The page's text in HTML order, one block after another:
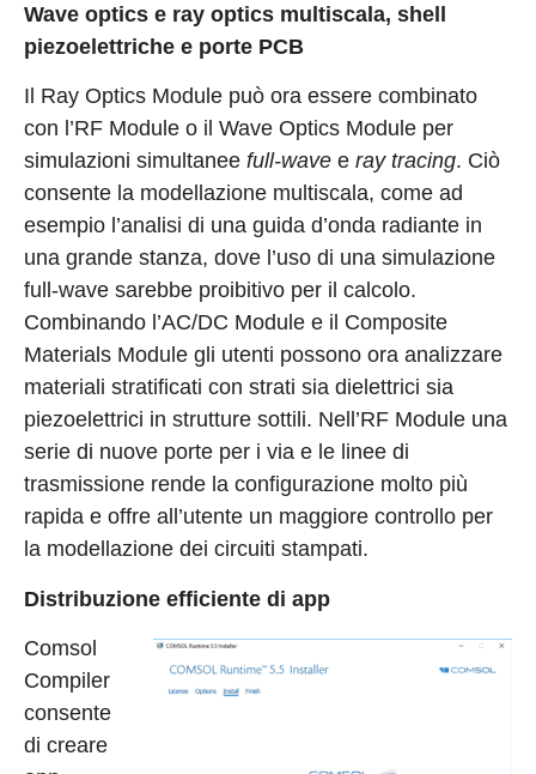
Wave optics e ray optics multiscala, shell
piezoelettriche e porte PCB
Il Ray Optics Module può ora essere combinato
con l’RF Module o il Wave Optics Module per
simulazioni simultanee full-wave e ray tracing. Ciò
consente la modellazione multiscala, come ad
esempio l’analisi di una guida d’onda radiante in
una grande stanza, dove l’uso di una simulazione
full-wave sarebbe proibitivo per il calcolo.
Combinando l’AC/DC Module e il Composite
Materials Module gli utenti possono ora analizzare
materiali stratificati con strati sia dielettrici sia
piezoelettrici in strutture sottili. Nell’RF Module una
serie di nuove porte per i via e le linee di
trasmissione rende la configurazione molto più
rapida e offre all’utente un maggiore controllo per
la modellazione dei circuiti stampati.
Distribuzione efficiente di app
Comsol
Compiler
consente
di creare